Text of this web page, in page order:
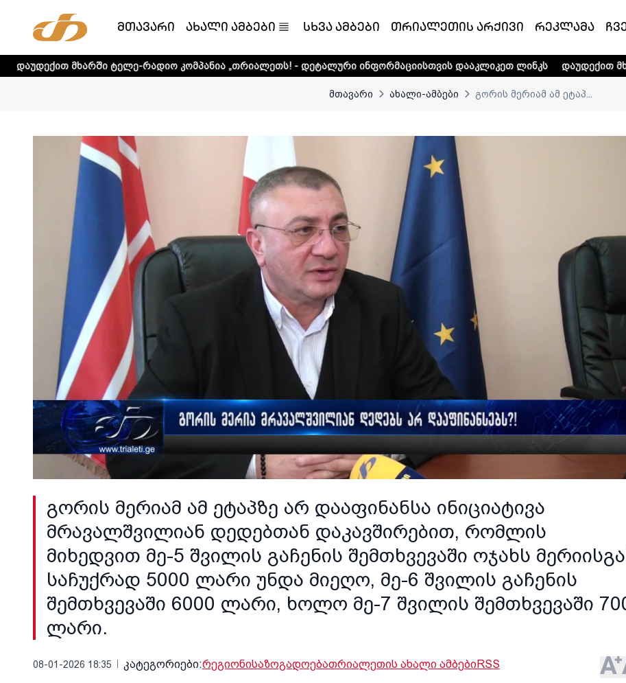
მთავარი ახალი ამბები სხვა ამბები თრიალეთის არქივი რეკლამა
ტელე-რადიო კომპანია „თრიალეთს! - დეტალური ინფორმაციისთვის დააკლიკეთ ლინკს დაუდექით მხარში ტელე-
მთავარი ახალი-ამბები გორის მერიამ ამ ეტაპ...
გორის მერიამ ამ ეტაპზე არ დააფინანსა ინიციატივა
მრავალშვილიან დედებთან დაკავშირებით, რომლის
მიხედვით მე-5 შვილის გაჩენის შემთხვევაში ოჯახს
საჩუქრად 5000 ლარი უნდა მიეღო, მე-6 შვილის გაჩენის
შემთხვევაში 6000 ლარი, ხოლო მე-7 შვილის შემთხვევაში
ლარი.
08-01-2026 18:35 კატეგორიები:რეგიონისაზოგადოებათრიალეთის ახალი ამბებიRSS